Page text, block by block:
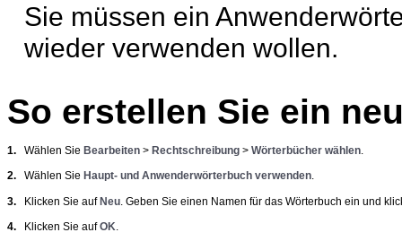
Sie müssen ein
wieder verwenden wollen.
So erstellen Sie ein
1. Wählen Sie Bearbeiten > Rechtschreibung > Wörterbücher wählen.
2. Wählen Sie Haupt- und Anwenderwörterbuch verwenden.
3. Klicken Sie aufNeu . Geben Sie einen Namen für das Wörterbuch ein und
4. Klicken Sie aufOK.